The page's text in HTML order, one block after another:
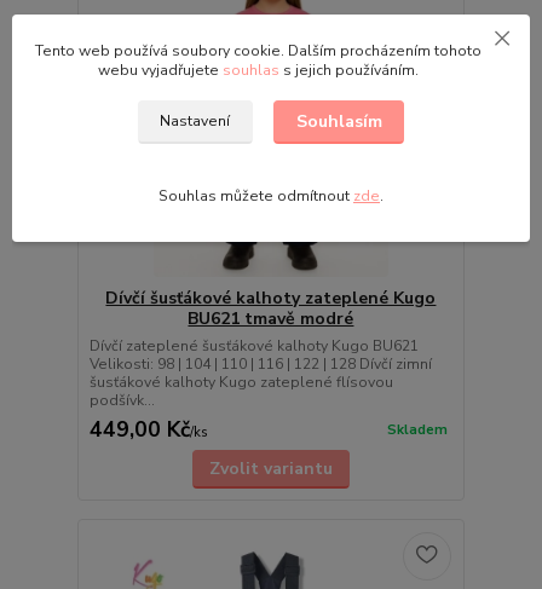
Dívčí šusťákové kalhoty zateplené Kugo
BU621 tmavě modré
Dívčí zateplené šusťákové kalhoty Kugo BU621
Velikosti: 98 | 104 | 110 | 116 | 122 | 128 Dívčí zimní
šusťákové kalhoty Kugo zateplené flísovou
podšívk...
449,00 Kč/ks Skladem
Zvolit variantu
Tento web používá soubory cookie. Dalším procházením tohoto
webu vyjadřujete souhlas s jejich používáním.
Nastavení Souhlasím
Souhlas můžete odmítnout zde.